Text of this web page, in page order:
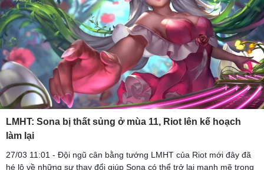
LMHT: Sona bị thất sủng ở mùa 11, Riot lên kế hoạch
làm lại
27/03 11:01 - Đội ngũ cân bằng tướng LMHT của Riot mới đây đã
hé lộ về những sự thay đổi giúp Sona có thể trở lại mạnh mẽ trong